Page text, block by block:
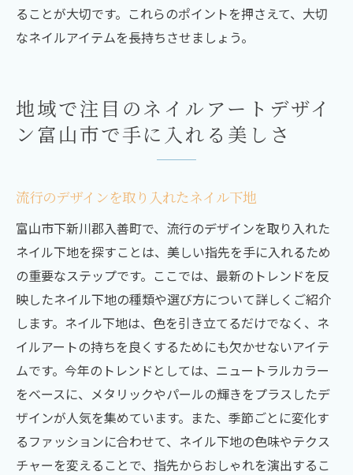
ることが大切です。これらのポイントを押さえて、大切
なネイルアイテムを長持ちさせましょう。
地域で注目のネイルアートデザイ
ン富山市で手に入れる美しさ
流行のデザインを取り入れたネイル下地
富山市下新川郡入善町で、流行のデザインを取り入れた
ネイル下地を探すことは、美しい指先を手に入れるため
の重要なステップです。ここでは、最新のトレンドを反
映したネイル下地の種類や選び方について詳しくご紹介
します。ネイル下地は、色を引き立てるだけでなく、ネ
イルアートの持ちを良くするためにも欠かせないアイテ
ムです。今年のトレンドとしては、ニュートラルカラー
をベースに、メタリックやパールの輝きをプラスしたデ
ザインが人気を集めています。また、季節ごとに変化す
るファッションに合わせて、ネイル下地の色味やテクス
チャーを変えることで、指先からおしゃれを演出するこ